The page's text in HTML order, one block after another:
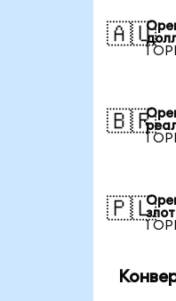
🇦🇺
1
🇧🇷
1
🇵🇱
1